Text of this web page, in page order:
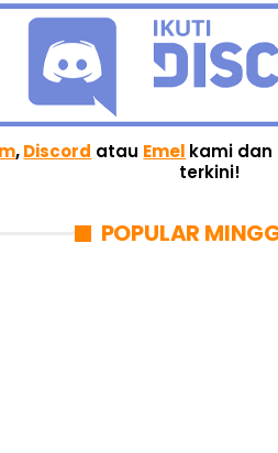
,Discord atau Emel kami
terkini!
POPULAR